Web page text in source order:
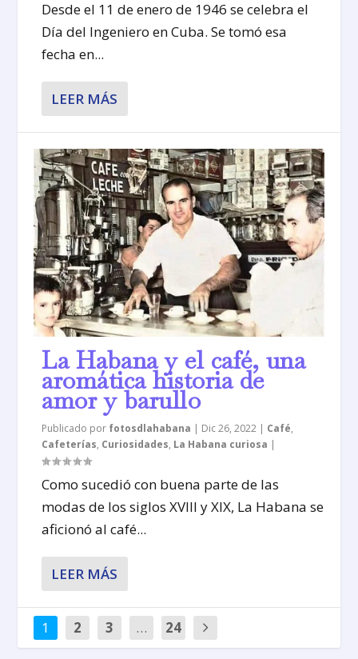
Desde el 11 de enero de 1946 se celebra el
Día del Ingeniero en Cuba. Se tomó esa
fecha en...
LEER MÁS
La Habana y el café, una
aromática historia de
amor y barullo
Publicado por fotosdlahabana | Dic 26, 2022 | Café,
Cafeterías, Curiosidades, La Habana curiosa |
Como sucedió con buena parte de las
modas de los siglos XVIII y XIX, La Habana se
aficionó al café...
LEER MÁS
1 2 3 … 24